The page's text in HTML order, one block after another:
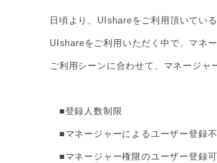
日頃より、UIshareをご利用頂いてい
UIshareをご利用いただく中で、マネ
ご利用シーンに合わせて、マネージャ
■登録人数制限
■マネージャーによるユーザー登録
■マネージャー権限のユーザー登録